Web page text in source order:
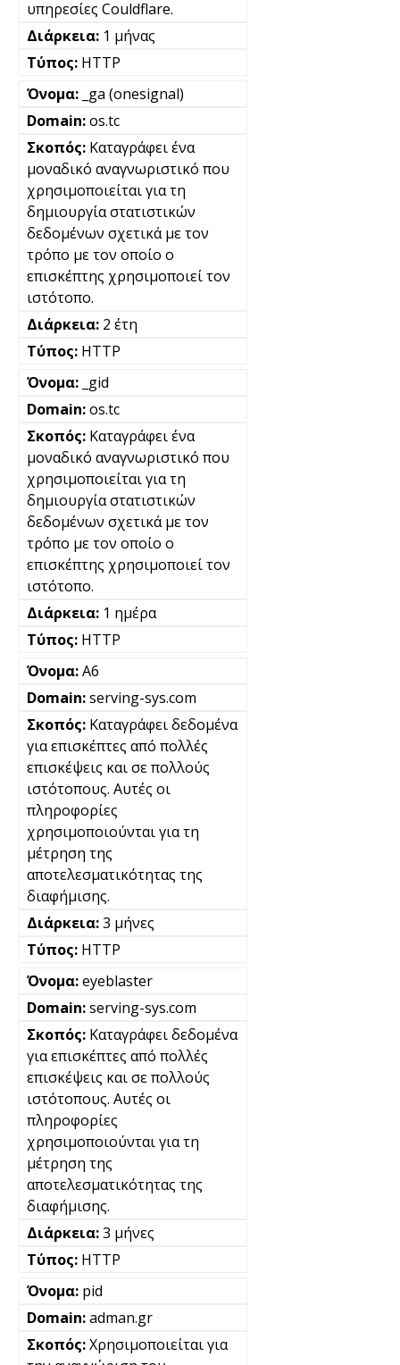
υπηρεσίες Couldflare.
1 μήνας
HTTP
_ga (onesignal)
os.tc
Καταγράφει ένα
μοναδικό αναγνωριστικό που
χρησιμοποιείται για τη
δημιουργία στατιστικών
δεδομένων σχετικά με τον
τρόπο με τον οποίο ο
επισκέπτης χρησιμοποιεί τον
ιστότοπο.
2 έτη
HTTP
_gid
os.tc
Καταγράφει ένα
μοναδικό αναγνωριστικό που
χρησιμοποιείται για τη
δημιουργία στατιστικών
δεδομένων σχετικά με τον
τρόπο με τον οποίο ο
επισκέπτης χρησιμοποιεί τον
ιστότοπο.
1 ημέρα
HTTP
A6
serving-sys.com
Καταγράφει δεδομένα
για επισκέπτες από πολλές
επισκέψεις και σε πολλούς
ιστότοπους. Αυτές οι
πληροφορίες
χρησιμοποιούνται για τη
μέτρηση της
αποτελεσματικότητας της
διαφήμισης.
3 μήνες
HTTP
eyeblaster
serving-sys.com
Καταγράφει δεδομένα
για επισκέπτες από πολλές
επισκέψεις και σε πολλούς
ιστότοπους. Αυτές οι
πληροφορίες
χρησιμοποιούνται για τη
μέτρηση της
αποτελεσματικότητας της
διαφήμισης.
3 μήνες
HTTP
pid
adman.gr
Χρησιμοποιείται για